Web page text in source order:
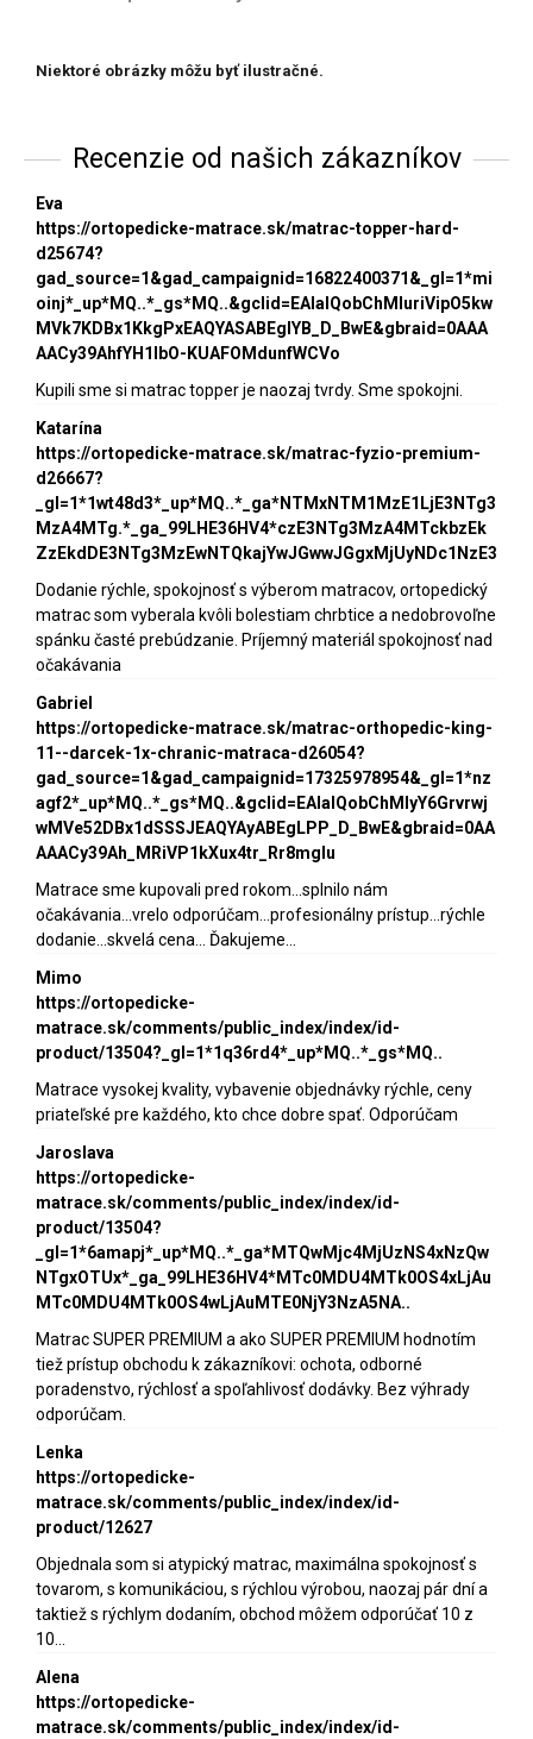
Niektoré obrázky môžu byť ilustračné.
Recenzie od našich zákazníkov
Eva
https://ortopedicke-matrace.sk/matrac-topper-hard-
d25674?
gad_source=1&gad_campaignid=16822400371&_gl=1*mi
oinj*_up*MQ..*_gs*MQ..&gclid=EAIaIQobChMIuriVipO5kw
MVk7KDBx1KkgPxEAQYASABEgIYB_D_BwE&gbraid=0AAA
AACy39AhfYH1lbO-KUAFOMdunfWCVo
Kupili sme si matrac topper je naozaj tvrdy. Sme spokojni.
Katarína
https://ortopedicke-matrace.sk/matrac-fyzio-premium-
d26667?
_gl=1*1wt48d3*_up*MQ..*_ga*NTMxNTM1MzE1LjE3NTg3
MzA4MTg.*_ga_99LHE36HV4*czE3NTg3MzA4MTckbzEk
ZzEkdDE3NTg3MzEwNTQkajYwJGwwJGgxMjUyNDc1NzE3
Dodanie rýchle, spokojnosť s výberom matracov, ortopedický
matrac som vyberala kvôli bolestiam chrbtice a nedobrovoľne
spánku časté prebúdzanie. Príjemný materiál spokojnosť nad
očakávania
Gabriel
https://ortopedicke-matrace.sk/matrac-orthopedic-king-
11--darcek-1x-chranic-matraca-d26054?
gad_source=1&gad_campaignid=17325978954&_gl=1*nz
agf2*_up*MQ..*_gs*MQ..&gclid=EAIaIQobChMIyY6Grvrwj
wMVe52DBx1dSSSJEAQYAyABEgLPP_D_BwE&gbraid=0AA
AAACy39Ah_MRiVP1kXux4tr_Rr8mgIu
Matrace sme kupovali pred rokom...splnilo nám
očakávania...vrelo odporúčam...profesionálny prístup...rýchle
dodanie...skvelá cena... Ďakujeme...
Mimo
https://ortopedicke-
matrace.sk/comments/public_index/index/id-
product/13504?_gl=1*1q36rd4*_up*MQ..*_gs*MQ..
Matrace vysokej kvality, vybavenie objednávky rýchle, ceny
priateľské pre každého, kto chce dobre spať. Odporúčam
Jaroslava
https://ortopedicke-
matrace.sk/comments/public_index/index/id-
product/13504?
_gl=1*6amapj*_up*MQ..*_ga*MTQwMjc4MjUzNS4xNzQw
NTgxOTUx*_ga_99LHE36HV4*MTc0MDU4MTk0OS4xLjAu
MTc0MDU4MTk0OS4wLjAuMTE0NjY3NzA5NA..
Matrac SUPER PREMIUM a ako SUPER PREMIUM hodnotím
tiež prístup obchodu k zákazníkovi: ochota, odborné
poradenstvo, rýchlosť a spoľahlivosť dodávky. Bez výhrady
odporúčam.
Lenka
https://ortopedicke-
matrace.sk/comments/public_index/index/id-
product/12627
Objednala som si atypický matrac, maximálna spokojnosť s
tovarom, s komunikáciou, s rýchlou výrobou, naozaj pár dní a
taktiež s rýchlym dodaním, obchod môžem odporúčať 10 z
10...
Alena
https://ortopedicke-
matrace.sk/comments/public_index/index/id-